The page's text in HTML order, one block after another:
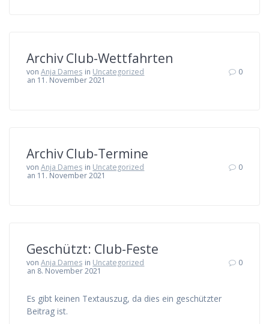
Archiv Club-Wettfahrten
von Anja Dames in Uncategorized
an 11. November 2021
0
Archiv Club-Termine
von Anja Dames in Uncategorized
an 11. November 2021
0
Geschützt: Club-Feste
von Anja Dames in Uncategorized
an 8. November 2021
0
Es gibt keinen Textauszug, da dies ein geschützter
Beitrag ist.